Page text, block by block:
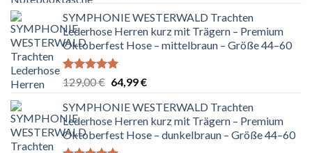
war:
299,99 €
ist:
199,99 €.
SYMPHONIE WESTERWALD Trachten
Lederhose Herren kurz mit Trägern – Premium
Oktoberfest Hose – mittelbraun – Größe 44–60
Bewertet
5.00
von 5
129,00€ Ursprünglicher
war:
129,00 €
64,99€Aktueller
ist:
64,99 €.
SYMPHONIE WESTERWALD Trachten
Lederhose Herren kurz mit Trägern – Premium
Oktoberfest Hose – dunkelbraun – Größe 44–60